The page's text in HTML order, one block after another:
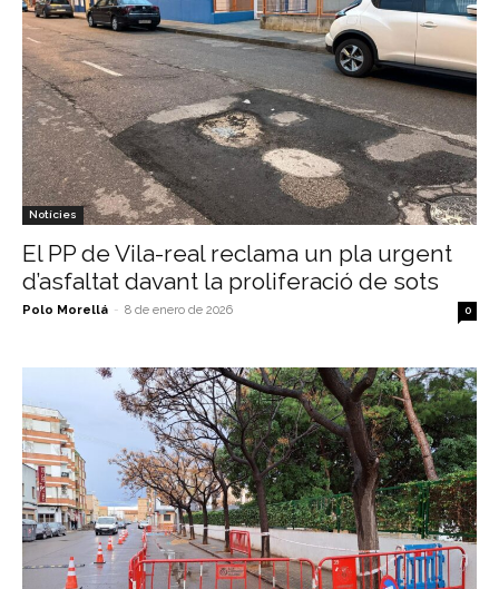
Notícies
El PP de Vila-real reclama un pla urgent
d’asfaltat davant la proliferació de sots
Polo Morellá - 8 de enero de 2026 0